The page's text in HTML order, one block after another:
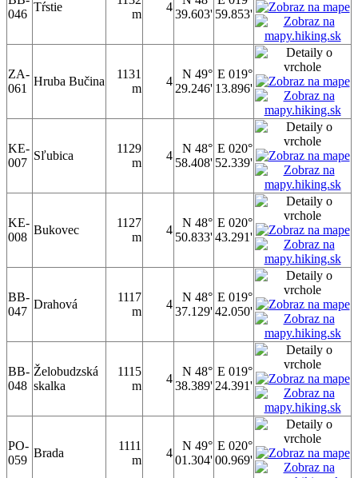
046
Tŕstie
m
4
39.603' 59.853'
ZA-
061
Hruba Bučina
1131
m
4
N 49°
29.246'
E 019°
13.896'
KE-
007
Sľubica
1129
m
4
N 48°
58.408'
E 020°
52.339'
KE-
008
Bukovec
1127
m
4
N 48°
50.833'
E 020°
43.291'
BB-
047
Drahová
1117
m
4
N 48°
37.129'
E 019°
42.050'
BB-
048
Želobudzská
skalka
1115
m
4
N 48°
38.389'
E 019°
24.391'
PO-
059
Brada
1111
m
4
N 49°
01.304'
E 020°
00.969'